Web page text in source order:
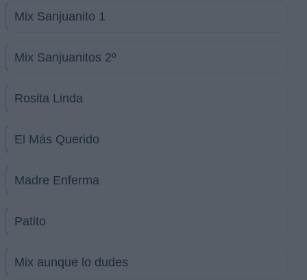
Mix Sanjuanito 1
Mix Sanjuanitos 2º
Rosita Linda
El Más Querido
Madre Enferma
Patito
Mix aunque lo dudes